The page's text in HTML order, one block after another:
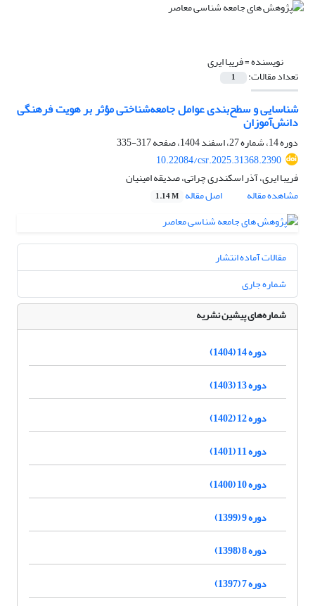
نویسنده =فریبا ایری
تعداد مقالات: 1
شناسایی و سطح‌بندی عوامل جامعه‌شناختی مؤثر بر هویت فرهنگی
دانش‌آموزان
دوره 14، شماره 27، اسفند 1404، صفحه
317-335
10.22084/csr.2025.31368.2390
فریبا ایری، آذر اسکندری چراتی، صدیقه امینیان
مشاهده مقاله
اصل مقاله 1.14 M
مقالات آماده انتشار
شماره جاری
شماره‌های پیشین نشریه
دوره 14 (1404)
دوره 13 (1403)
دوره 12 (1402)
دوره 11 (1401)
دوره 10 (1400)
دوره 9 (1399)
دوره 8 (1398)
دوره 7 (1397)